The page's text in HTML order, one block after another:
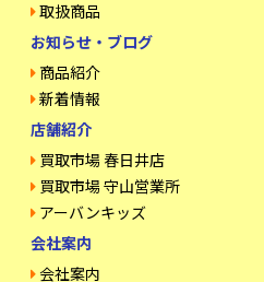
取扱商品
お知らせ・ブログ
商品紹介
新着情報
店舗紹介
買取市場 春日井店
買取市場 守山営業所
アーバンキッズ
会社案内
会社案内